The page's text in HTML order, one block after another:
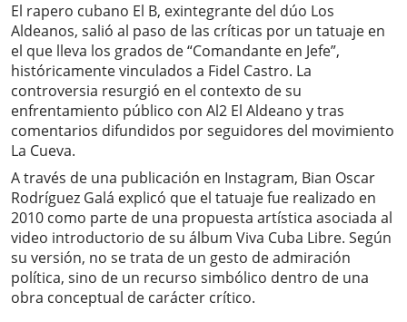
El rapero cubano El B, exintegrante del dúo Los
Aldeanos, salió al paso de las críticas por un tatuaje en
el que lleva los grados de “Comandante en Jefe”,
históricamente vinculados a Fidel Castro. La
controversia resurgió en el contexto de su
enfrentamiento público con Al2 El Aldeano y tras
comentarios difundidos por seguidores del movimiento
La Cueva.
A través de una publicación en Instagram, Bian Oscar
Rodríguez Galá explicó que el tatuaje fue realizado en
2010 como parte de una propuesta artística asociada al
video introductorio de su álbum Viva Cuba Libre. Según
su versión, no se trata de un gesto de admiración
política, sino de un recurso simbólico dentro de una
obra conceptual de carácter crítico.